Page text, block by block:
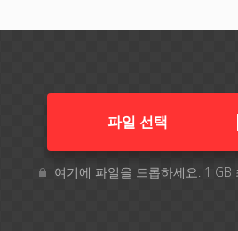
파일 선택
여기에 파일을 드롭하세요. 1 GB